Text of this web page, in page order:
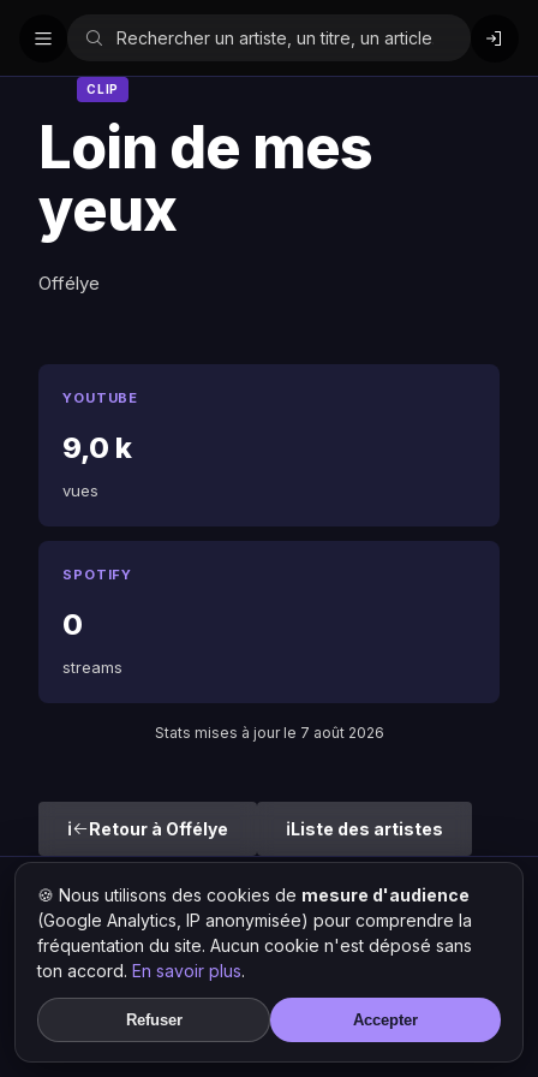
CLIP
Loin de mes
yeux
Offélye
YOUTUBE
9,0 k
vues
SPOTIFY
0
streams
Stats mises à jour le 7 août 2026
Retour à Offélye Liste des artistes
Hit Lokal·L'actu rap & musique urbaine
© 2026 — Tous droits réservés ·Mentions légales·Gérer les
cookies
🍪 Nous utilisons des cookies de mesure d'audience
(Google Analytics, IP anonymisée) pour comprendre la
fréquentation du site. Aucun cookie n'est déposé sans
ton accord. En savoir plus.
Refuser Accepter